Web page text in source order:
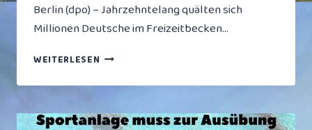
Berlin (dpo) – Jahrzehntelang quälten sich
Millionen Deutsche im Freizeitbecken…
WEITERLESEN ENDLICH
BESTÄTIGT:
BRINGT